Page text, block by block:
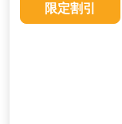
限定割引